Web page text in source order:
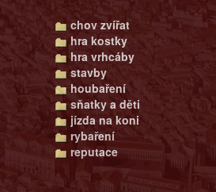
chov zvířat
hra kostky
hra vrhcáby
stavby
houbaření
sňatky a děti
jízda na koni
rybaření
reputace